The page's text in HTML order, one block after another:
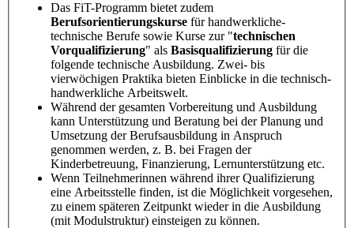
Das FiT-Programm bietet zudem
Berufsorientierungskurse für handwerkliche-
technische Berufe sowie Kurse zur "technischen
Vorqualifizierung" als Basisqualifizierung für die
folgende technische Ausbildung. Zwei- bis
vierwöchigen Praktika bieten Einblicke in die technisch-
handwerkliche Arbeitswelt.
Während der gesamten Vorbereitung und Ausbildung
kann Unterstützung und Beratung bei der Planung und
Umsetzung der Berufsausbildung in Anspruch
genommen werden, z. B. bei Fragen der
Kinderbetreuung, Finanzierung, Lernunterstützung etc.
Wenn Teilnehmerinnen während ihrer Qualifizierung
eine Arbeitsstelle finden, ist die Möglichkeit vorgesehen,
zu einem späteren Zeitpunkt wieder in die Ausbildung
(mit Modulstruktur) einsteigen zu können.